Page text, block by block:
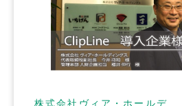
株式会社ヴィア・ホールデ